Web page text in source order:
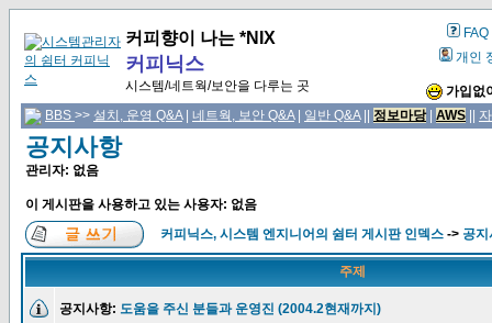
커피향이 나는 *NIX
커피닉스
시스템/네트웍/보안을 다루는 곳
FAQ
개인
가입없
BBS >> 설치, 운영 Q&A| 네트웍, 보안 Q&A| 일반 Q&A|| 정보마당| AWS
공지사항
관리자: 없음
이 게시판을 사용하고 있는 사용자: 없음
커피닉스, 시스템 엔지니어의 쉼터 게시판 인덱스 -> 공지
주제
공지사항: 도움을 주신 분들과 운영진 (2004.2현재까지)